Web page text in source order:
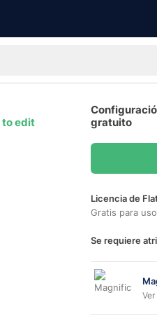
to edit
gratuito
Licencia de
Gratis para
Se requiere